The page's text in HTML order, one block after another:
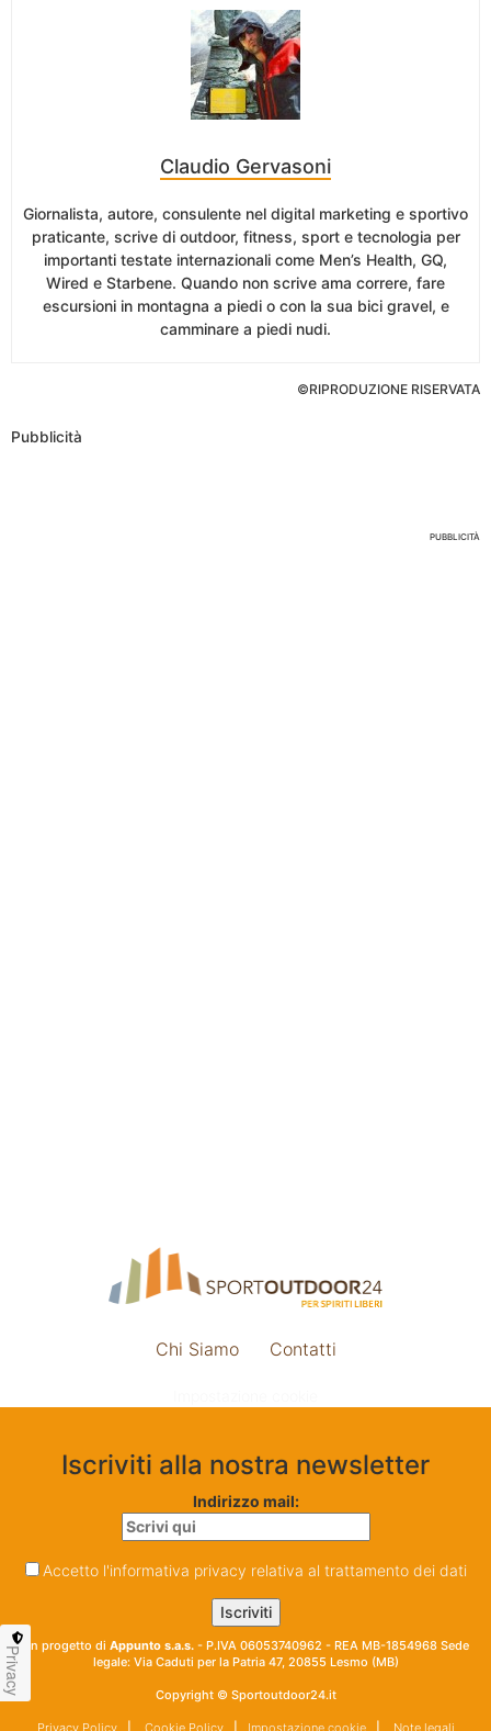
Claudio Gervasoni
Giornalista, autore, consulente nel digital marketing e sportivo
praticante, scrive di outdoor, fitness, sport e tecnologia per
importanti testate internazionali come Men’s Health, GQ,
Wired e Starbene. Quando non scrive ama correre, fare
escursioni in montagna a piedi o con la sua bici gravel, e
camminare a piedi nudi.
©RIPRODUZIONE RISERVATA
Pubblicità
PUBBLICITÀ
Chi Siamo Contatti
Iscriviti alla nostra newsletter
Indirizzo mail:
Accetto l'informativa privacy relativa al trattamento dei dati
Un progetto di Appunto s.a.s. - P.IVA 06053740962 - REA MB-1854968 Sede
legale: Via Caduti per la Patria 47, 20855 Lesmo (MB)
Copyright © Sportoutdoor24.it
Privacy